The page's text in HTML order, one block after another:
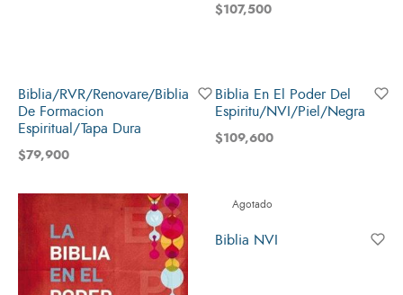
$107,500
Biblia/RVR/Renovare/Biblia
De Formacion
Espiritual/Tapa Dura
$79,900
Biblia En El Poder Del
Espiritu/NVI/Piel/Negra
$109,600
Agotado
Biblia NVI